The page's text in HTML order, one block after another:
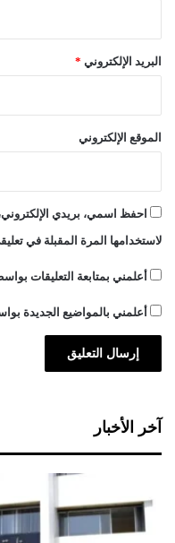
البريد الإلكتروني *
الموقع الإلكتروني
احفظ اسمي، بريدي
لاستخدامها المرة المقبلة في
أعلمني بمتابعة التعليقات
أعلمني بالمواضيع الجديدة
آخر الأخبار